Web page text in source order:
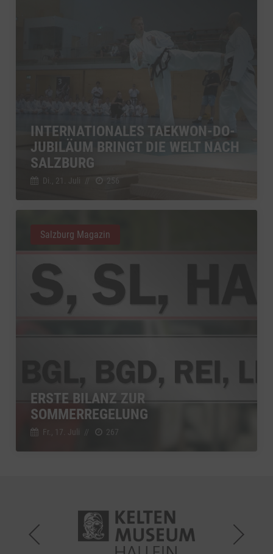
INTERNATIONALES TAEKWON-DO-
JUBILÄUM BRINGT DIE WELT NACH
SALZBURG
Di., 21. Juli // 256
ERSTE BILANZ ZUR
SOMMERREGELUNG
Fr., 17. Juli // 267
Salzburg Magazin